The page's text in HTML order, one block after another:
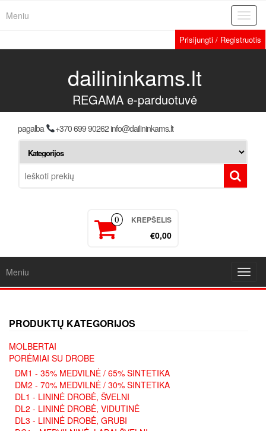
Meniu
Prisijungti / Registruotis
dailininkams.lt
REGAMA e-parduotuvė
pagalba +370 699 90262 info@dailininkams.lt
0 KREPŠELIS
€0,00
Meniu
PRODUKTŲ KATEGORIJOS
MOLBERTAI
PORĖMIAI SU DROBE
DM1 - 35% MEDVILNĖ / 65% SINTETIKA
DM2 - 70% MEDVILNĖ / 30% SINTETIKA
DL1 - LININĖ DROBĖ, ŠVELNI
DL2 - LININĖ DROBĖ, VIDUTINĖ
DL3 - LININĖ DROBĖ, GRUBI